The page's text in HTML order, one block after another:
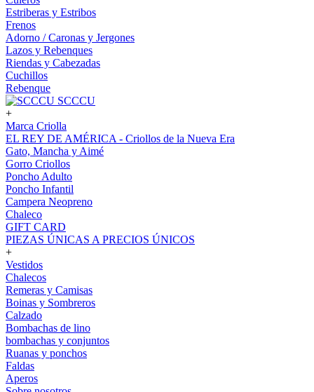
Estriberas y Estribos
Frenos
Adorno / Caronas y Jergones
Lazos y Rebenques
Riendas y Cabezadas
Cuchillos
Rebenque
SCCCU
+
Marca Criolla
EL REY DE AMÉRICA - Criollos de la Nueva Era
Gato, Mancha y Aimé
Gorro Criollos
Poncho Adulto
Poncho Infantil
Campera Neopreno
Chaleco
GIFT CARD
PIEZAS ÚNICAS A PRECIOS ÚNICOS
+
Vestidos
Chalecos
Remeras y Camisas
Boinas y Sombreros
Calzado
Bombachas de lino
bombachas y conjuntos
Ruanas y ponchos
Faldas
Aperos